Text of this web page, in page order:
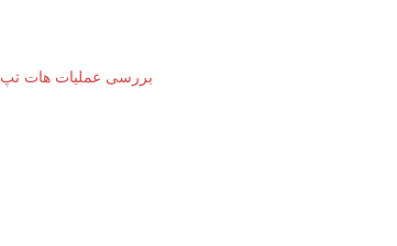
بررسی عملیات هات تپ